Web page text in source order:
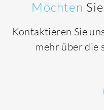
Möchten
Kontaktieren Sie
mehr über die